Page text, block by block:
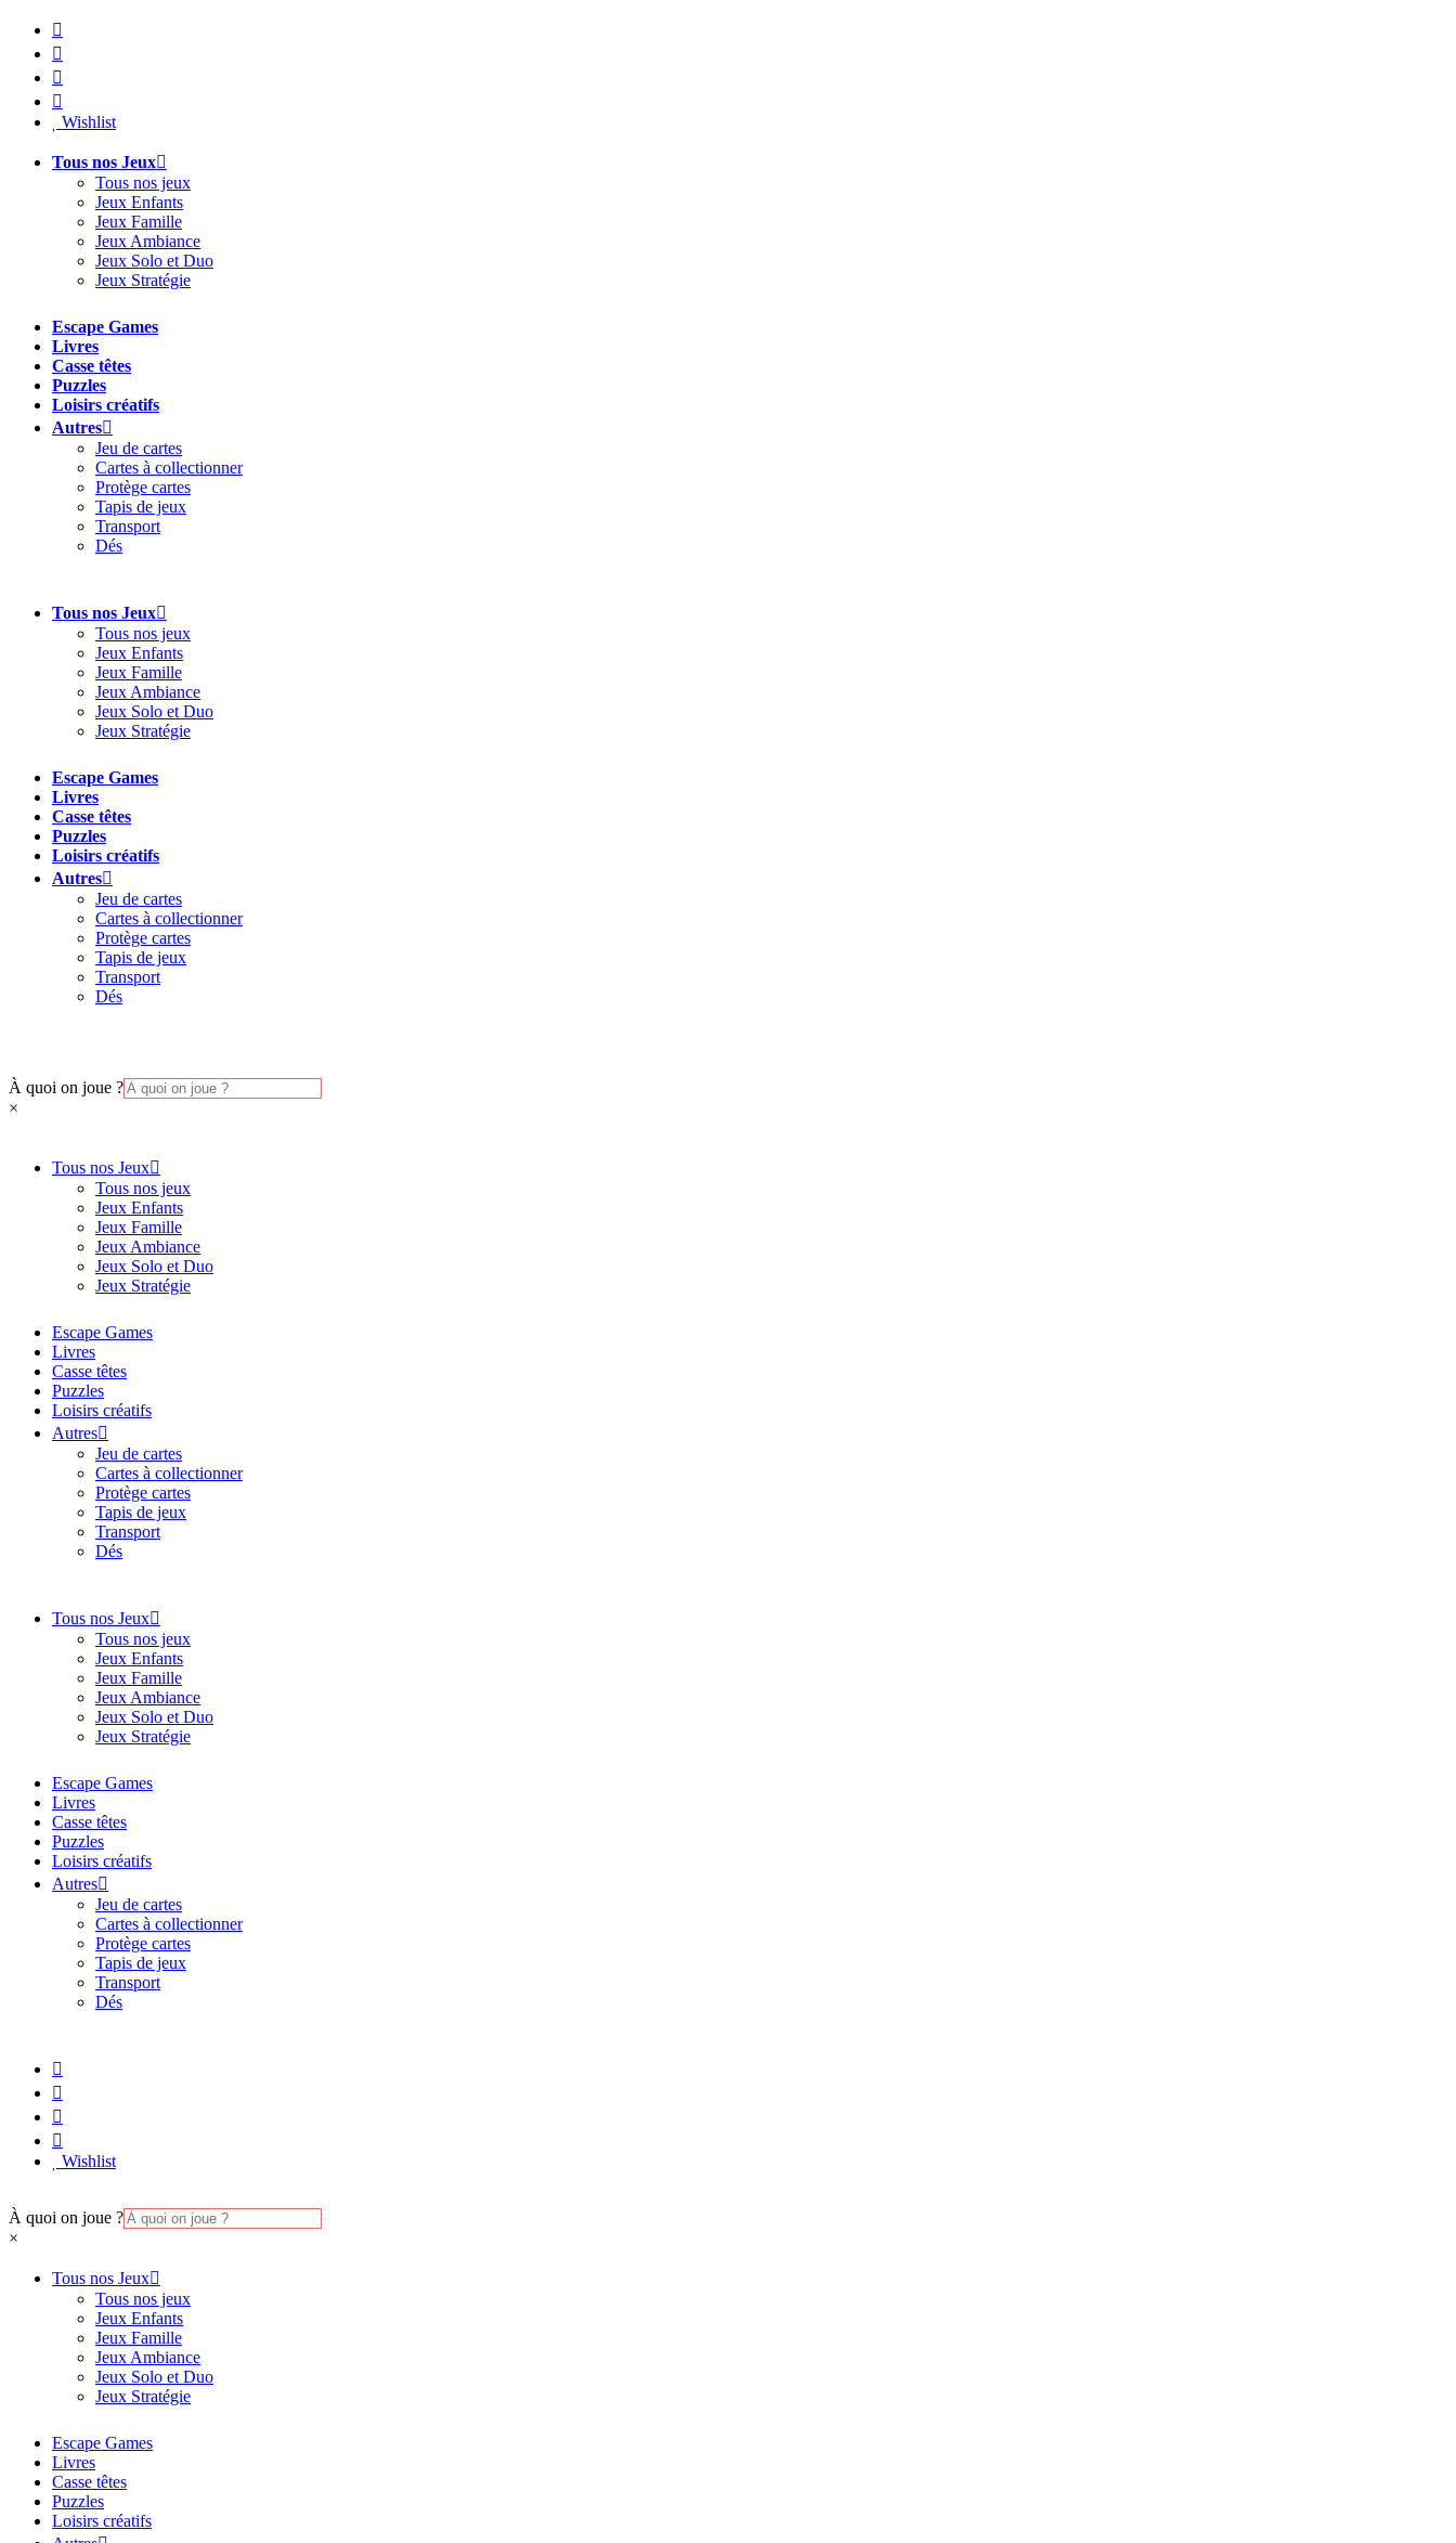
Aller
contenu
Wishlist
Tous nos Jeux
Tous nos jeux
Jeux Enfants
Jeux Famille
Jeux Ambiance
Jeux Solo et Duo
Jeux Stratégie
Escape Games
Livres
Casse têtes
Puzzles
Loisirs créatifs
Autres
Jeu de cartes
Cartes à collectionner
Protège cartes
Tapis de jeux
Transport
Dés
Tous nos Jeux
Tous nos jeux
Jeux Enfants
Jeux Famille
Jeux Ambiance
Jeux Solo et Duo
Jeux Stratégie
Escape Games
Livres
Casse têtes
Puzzles
Loisirs créatifs
Autres
Jeu de cartes
Cartes à collectionner
Protège cartes
Tapis de jeux
Transport
Dés
À quoi on joue ?
×
Tous nos Jeux
Tous nos jeux
Jeux Enfants
Jeux Famille
Jeux Ambiance
Jeux Solo et Duo
Jeux Stratégie
Escape Games
Livres
Casse têtes
Puzzles
Loisirs créatifs
Autres
Jeu de cartes
Cartes à collectionner
Protège cartes
Tapis de jeux
Transport
Dés
Tous nos Jeux
Tous nos jeux
Jeux Enfants
Jeux Famille
Jeux Ambiance
Jeux Solo et Duo
Jeux Stratégie
Escape Games
Livres
Casse têtes
Puzzles
Loisirs créatifs
Autres
Jeu de cartes
Cartes à collectionner
Protège cartes
Tapis de jeux
Transport
Dés
Wishlist
À quoi on joue ?
×
Tous nos Jeux
Tous nos jeux
Jeux Enfants
Jeux Famille
Jeux Ambiance
Jeux Solo et Duo
Jeux Stratégie
Escape Games
Livres
Casse têtes
Puzzles
Loisirs créatifs